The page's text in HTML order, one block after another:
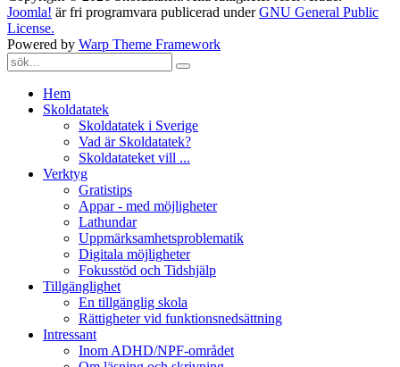
Joomla! är fri programvara publicerad underGNU General Public
License.
Powered by Warp Theme Framework
Hem
Skoldatatek
Skoldatatek i Sverige
Vad är Skoldatatek?
Skoldatateket vill ...
Verktyg
Gratistips
Appar - med möjligheter
Lathundar
Uppmärksamhetsproblematik
Digitala möjligheter
Fokusstöd och Tidshjälp
Tillgänglighet
En tillgänglig skola
Rättigheter vid funktionsnedsättning
Intressant
Inom ADHD/NPF-området